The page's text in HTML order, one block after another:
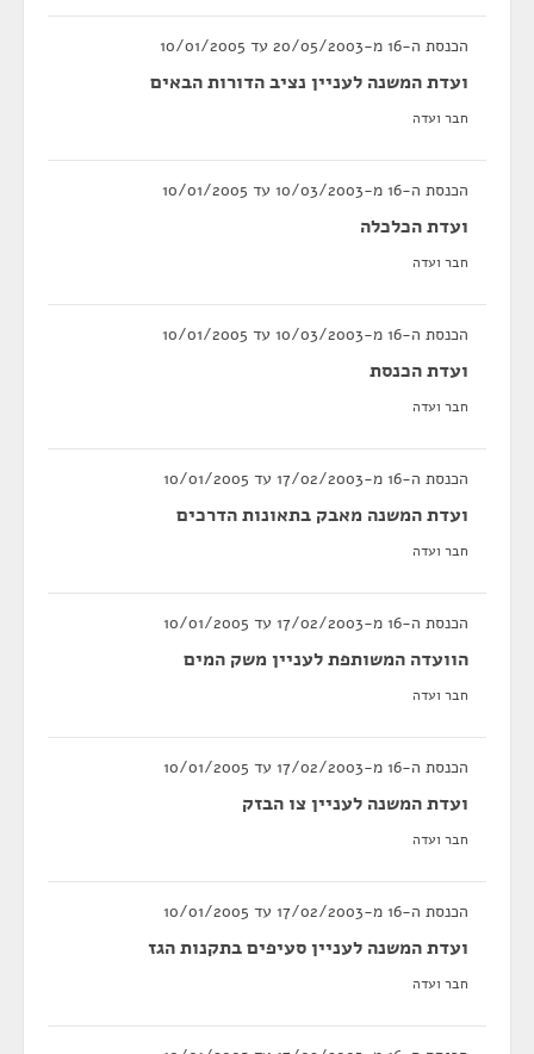
הכנסת ה-16 מ-20/05/2003 עד 10/01/2005
ועדת המשנה לעניין נציב הדורות הבאים
חבר ועדה
הכנסת ה-16 מ-10/03/2003 עד 10/01/2005
ועדת הכלכלה
חבר ועדה
הכנסת ה-16 מ-10/03/2003 עד 10/01/2005
ועדת הכנסת
חבר ועדה
הכנסת ה-16 מ-17/02/2003 עד 10/01/2005
ועדת המשנה מאבק בתאונות הדרכים
חבר ועדה
הכנסת ה-16 מ-17/02/2003 עד 10/01/2005
הוועדה המשותפת לעניין משק המים
חבר ועדה
הכנסת ה-16 מ-17/02/2003 עד 10/01/2005
ועדת המשנה לעניין צו הבזק
חבר ועדה
הכנסת ה-16 מ-17/02/2003 עד 10/01/2005
ועדת המשנה לעניין סעיפים בתקנות הגז
חבר ועדה